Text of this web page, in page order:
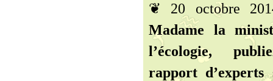
❦ 20 octobre
Madame la
l’écologie,
rapport